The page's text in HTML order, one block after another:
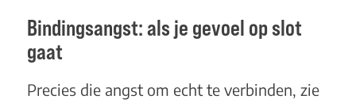
Bindingsangst: als je gevoel op slot
gaat
Precies die angst om echt te verbinden, zie